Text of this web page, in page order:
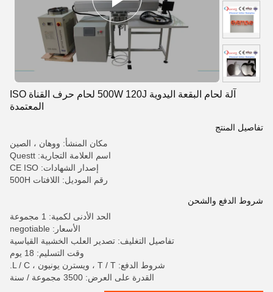
آلة لحام البقعة اليدوية 500W 120J لحام حرف القناة ISO
المعتمدة
تفاصيل المنتج
مكان المنشأ: ووهان ، الصين
اسم العلامة التجارية: Questt
إصدار الشهادات: CE ISO
رقم الموديل: اللافتات 500H
شروط الدفع والشحن
الحد الأدنى لكمية: 1 مجموعة
الأسعار: negotiable
تفاصيل التغليف: تصدير العلب الخشبية القياسية
وقت التسليم: 18 يوم
شروط الدفع: T / T ، ويسترن يونيون ، L / C.
القدرة على العرض: 3500 مجموعة / سنة